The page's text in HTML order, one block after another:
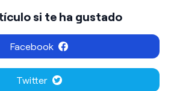
si te ha gustado
Facebook
Twitter